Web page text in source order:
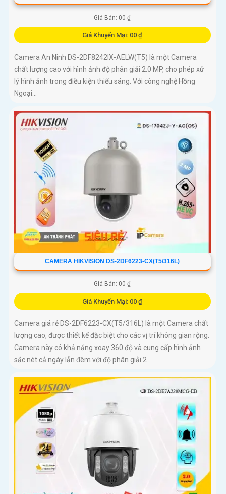
Giá Bán: 00 ₫
Giá Khuyến Mại: 00 ₫
Camera An Ninh DS-2DF8242IX-AELW(T5) là một Camera
chất lượng cao với hình ảnh độ phân giải 2.0 MP, cho phép xử
lý hình ảnh trong điều kiện thiếu sáng. Với công nghệ Hồng
Ngoại...
CAMERA HIKVISION DS-2DF6223-CX(T5/316L)
Giá Bán: 00 ₫
Giá Khuyến Mại: 00 ₫
Camera giá rẻ DS-2DF6223-CX(T5/316L) là một Camera chất
lượng cao, được thiết kế đặc biệt cho các vị trí không gian rộng.
Camera này có khả năng xoay 360 độ và cung cấp hình ảnh
sắc nét cả ngày lẫn đêm với độ phân giải 2